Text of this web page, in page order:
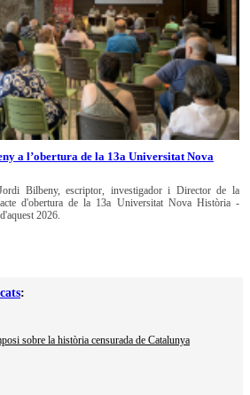
a l’obertura de la 13a Universitat Nova
Bilbeny, escriptor, investigador i Director de la
d'obertura de la 13a Universitat Nova Història -
2026.
:
sobre la història censurada de Catalunya